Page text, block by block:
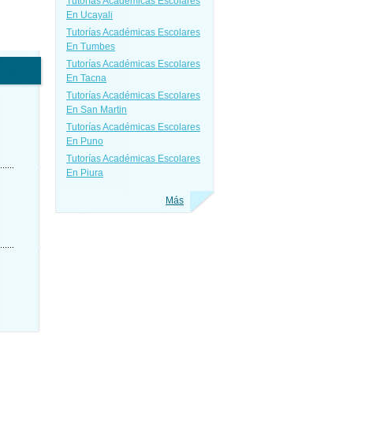
En Ucayali
Tutorías Académicas Escolares
En Tumbes
Tutorías Académicas Escolares
En Tacna
Tutorías Académicas Escolares
En San Martin
Tutorías Académicas Escolares
En Puno
Tutorías Académicas Escolares
En Piura
Más